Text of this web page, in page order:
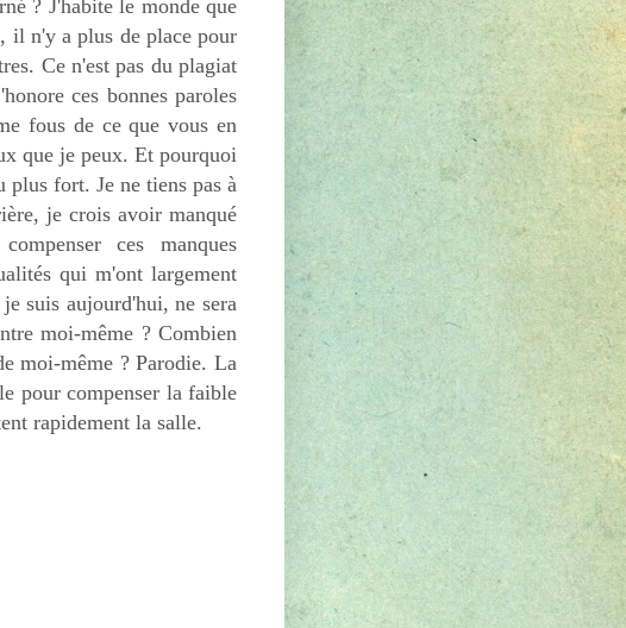
? J'habite le monde que
il n'y a plus de place pour
Ce n'est pas du plagiat
ces bonnes paroles
fous de ce que vous en
que je peux. Et pourquoi
fort. Je ne tiens pas à
je crois avoir manqué
ces manques
qui m'ont largement
suis aujourd'hui, ne sera
moi-même ? Combien
moi-même ? Parodie. La
pour compenser la faible
rapidement la salle.